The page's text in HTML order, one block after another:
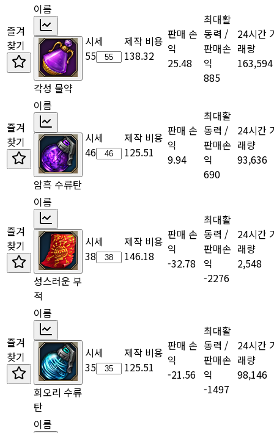
즐겨
찾기
이름
각성 물약
시세
55
제작 비용
138.32
판매 손
익
25.48
최대활
동력 /
판매손
익
885
24시간
래량
163,594
즐겨
찾기
이름
암흑 수류탄
시세
46
제작 비용
125.51
판매 손
익
9.94
최대활
동력 /
판매손
익
690
24시간
래량
93,636
즐겨
찾기
이름
성스러운 부
적
시세
38
제작 비용
146.18
판매 손
익
-32.78
최대활
동력 /
판매손
익
-2276
24시간
래량
2,548
즐겨
찾기
이름
회오리 수류
탄
시세
35
제작 비용
125.51
판매 손
익
-21.56
최대활
동력 /
판매손
익
-1497
24시간
래량
98,146
이름